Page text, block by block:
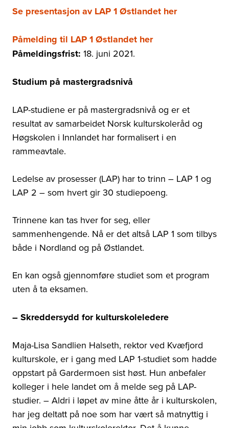
Se presentasjon av LAP 1 Østlandet her
Påmelding til LAP 1 Østlandet her
Påmeldingsfrist: 18. juni 2021.
Studium på mastergradsnivå
LAP-studiene er på mastergradsnivå og er et
resultat av samarbeidet Norsk kulturskoleråd og
Høgskolen i Innlandet har formalisert i en
rammeavtale.
Ledelse av prosesser (LAP) har to trinn – LAP 1 og
LAP 2 – som hvert gir 30 studiepoeng.
Trinnene kan tas hver for seg, eller
sammenhengende. Nå er det altså LAP 1 som tilbys
både i Nordland og på Østlandet.
En kan også gjennomføre studiet som et program
uten å ta eksamen.
– Skreddersydd for kulturskoleledere
Maja-Lisa Sandlien Halseth, rektor ved Kvæfjord
kulturskole, er i gang med LAP 1-studiet som hadde
oppstart på Gardermoen sist høst. Hun anbefaler
kolleger i hele landet om å melde seg på LAP-
studier. – Aldri i løpet av mine åtte år i kulturskolen,
har jeg deltatt på noe som har vært så matnyttig i